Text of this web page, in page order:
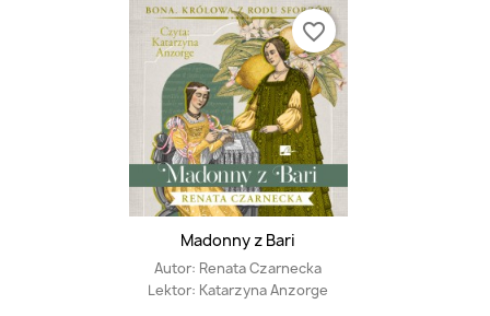
Madonny z Bari
Autor: Renata Czarnecka
Lektor: Katarzyna Anzorge
favorite_border